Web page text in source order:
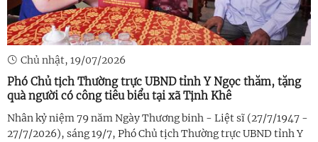
Chủ nhật, 19/07/2026
Phó Chủ tịch Thường trực UBND tỉnh Y Ngọc thăm, tặng
quà người có công tiêu biểu tại xã Tịnh Khê
Nhân kỷ niệm 79 năm Ngày Thương binh - Liệt sĩ (27/7/1947 -
27/7/2026), sáng 19/7, Phó Chủ tịch Thường trực UBND tỉnh Y